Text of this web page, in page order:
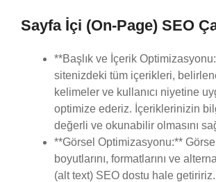
Sayfa İçi (On-Page) SEO
**Başlık ve İçerik
sitenizdeki tüm içerikleri,
kelimeler ve kullanıcı niyetine
optimize ederiz. İçeriklerinizin
değerli ve okunabilir olmasını
**Görsel Optimizasyonu:**
boyutlarını, formatlarını ve
(alt text) SEO dostu hale getiririz.